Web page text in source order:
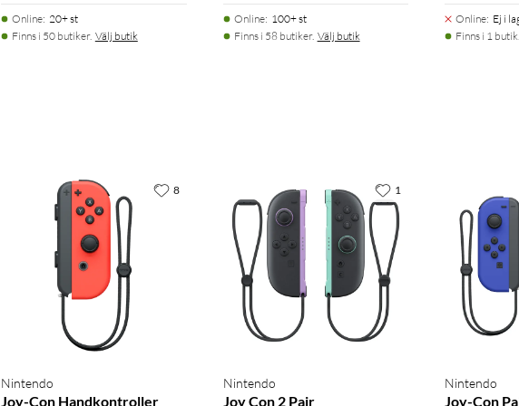
Online: 20+ st
Finns i 50 butiker. Välj butik
Online: 100+ st
Finns i 58 butiker. Välj butik
Online: Ej i
Finns i 1
Nintendo
Joy-Con Handkontroller
8
Nintendo
Joy Con 2 Pair
1
Nintendo
Joy-Con